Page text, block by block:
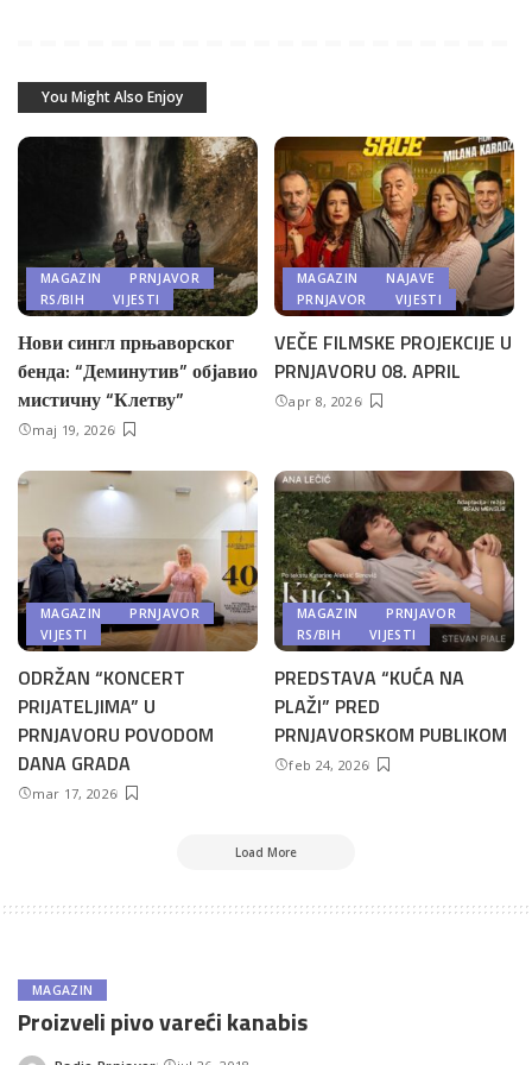
You Might Also Enjoy
MAGAZIN
PRNJAVOR
RS/BIH
VIJESTI
Нови сингл прњаворског
бенда: “Деминутив” објавио
мистичну “Клетву”
maj 19, 2026
MAGAZIN
NAJAVE
PRNJAVOR
VIJESTI
VEČE FILMSKE PROJEKCIJE U
PRNJAVORU 08. APRIL
apr 8, 2026
MAGAZIN
PRNJAVOR
VIJESTI
ODRŽAN “KONCERT
PRIJATELJIMA” U
PRNJAVORU POVODOM
DANA GRADA
mar 17, 2026
MAGAZIN
PRNJAVOR
RS/BIH
VIJESTI
PREDSTAVA “KUĆA NA
PLAŽI” PRED
PRNJAVORSKOM PUBLIKOM
feb 24, 2026
Load More
MAGAZIN
Proizveli pivo vareći kanabis